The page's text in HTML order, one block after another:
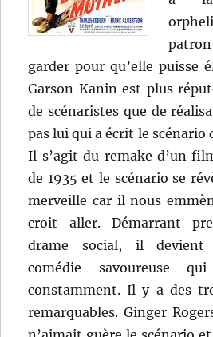
garder pour qu’elle puisse
Garson Kanin est plus
de scénaristes que de
pas lui qui a écrit le scénario
Il s’agit du remake d’un
de 1935 et le scénario se
merveille car il nous
croit aller. Démarrant
drame social, il devient
comédie savoureuse
constamment. Il y a des
remarquables. Ginger